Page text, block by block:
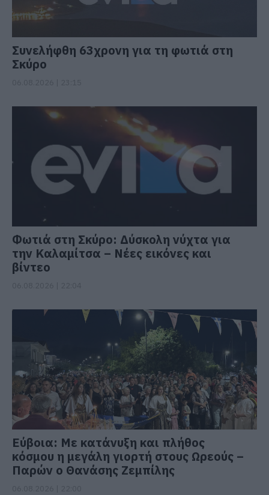
Συνελήφθη 63χρονη για τη φωτιά στη
Σκύρο
Φωτιά στη Σκύρο: Δύσκολη νύχτα για
την Καλαμίτσα – Νέες εικόνες και
βίντεο
Εύβοια: Με κατάνυξη και πλήθος
κόσμου η μεγάλη γιορτή στους Ωρεούς –
Παρών ο Θανάσης Ζεμπίλης